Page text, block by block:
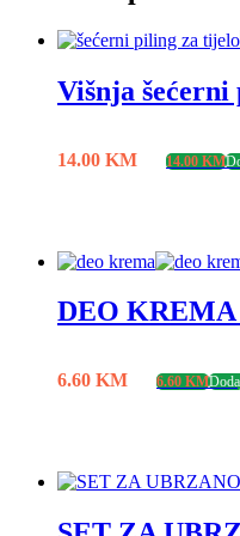
Višnja
14.00 KM 14.00 KM
DEO KREMA
6.60 KM 6.60 KM